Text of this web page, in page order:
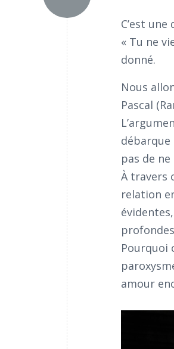
C’est
« Tu ne
donné.
Nous
Pascal
débarque
pas de
À travers
relation
Pourquoi
amour